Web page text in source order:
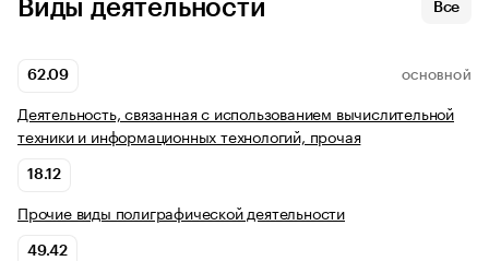
Виды деятельности Все
62.09 ОСНОВНОЙ
Деятельность, связанная с использованием вычислительной
техники и информационных технологий, прочая
18.12
Прочие виды полиграфической деятельности
49.42